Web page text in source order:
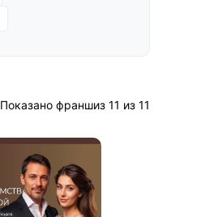
Показано франшиз 11 из 11